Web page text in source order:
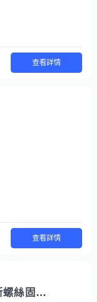
查看詳情
查看詳情
單一書桌抽屜維修（拆釘子+上新螺絲固定（